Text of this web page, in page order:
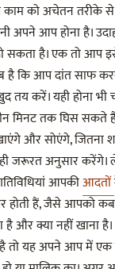
को अचेतन तरीके से
अपने आप होना है।
सकता है। एक तो
है कि आप दांत साफ
तय करें। यही होना
मिनट तक घिस सकते
और सोएंगे, जितना
जरूरत अनुसार करेंगे।
आपकीआदतों
होती हैं, जैसे आपको
है और क्या नहीं
है तो यह अपने आप में एक